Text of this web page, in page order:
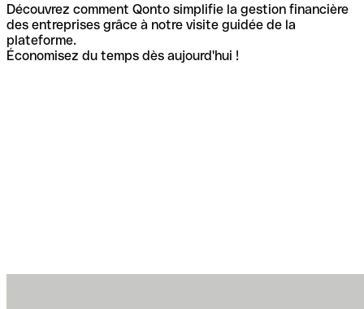
Découvrez comment Qonto simplifie la gestion financière
des entreprises grâce à notre visite guidée de la
plateforme.
Économisez du temps dès aujourd'hui !